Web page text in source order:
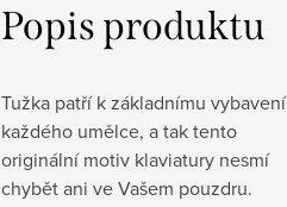
Popis produktu
Tužka patří k základnímu vybavení
každého umělce, a tak tento
originální motiv klaviatury nesmí
chybět ani ve Vašem pouzdru.